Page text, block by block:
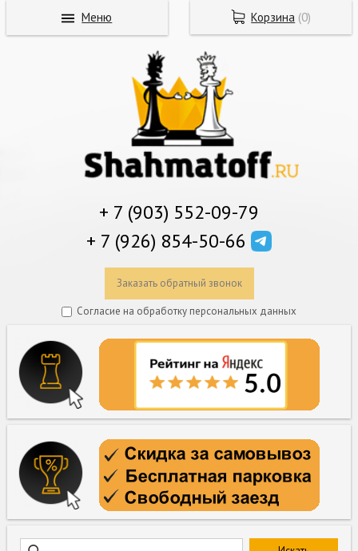
+ 7 (903) 552-09-79
+ 7 (926) 854-50-66
Заказать обратный звонок
Согласие на обработку персональных данных
Корзина (0)
Меню